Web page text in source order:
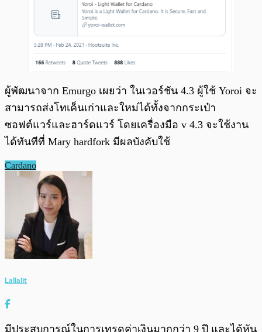
ผู้พัฒนาจาก Emurgo เผยว่า ในเวอร์ชัน 4.3 ผู้ใช้ Yoroi จะ
สามารถส่งโทเค็นเก่าและใหม่ได้ทั้งจากกระเป๋า
ซอฟต์แวร์และฮาร์ดแวร์ โดยเครื่องมือ v 4.3 จะใช้งาน
ได้ทันทีที่ Mary hardfork มีผลบังคับใช้
Cardano
Lallalit
มีประสบการณ์ในการเทรดค่าเงินมากกว่า 9 ปี และได้หัน